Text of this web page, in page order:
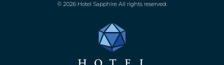
© 2026 Hotel Sapphire All rights reserved.